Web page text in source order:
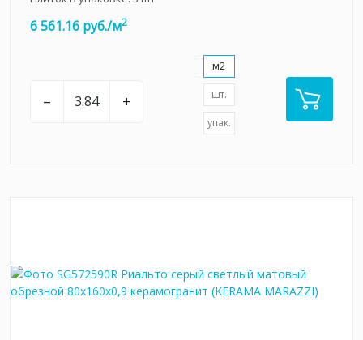
6 561.16 руб./м2
– +
м2
шт.
упак.